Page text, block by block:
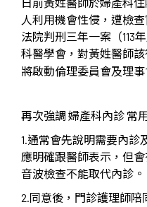
人利用機會性侵，遭檢
法院判刑三年一案（113
科醫學會，對黃姓醫師
將啟動倫理委員會及理
再次強調 婦產科內診 常
1.通常會先說明需要內診
應明確跟醫師表示，但
音波檢查不能取代內診。
2.同意後，門診護理師